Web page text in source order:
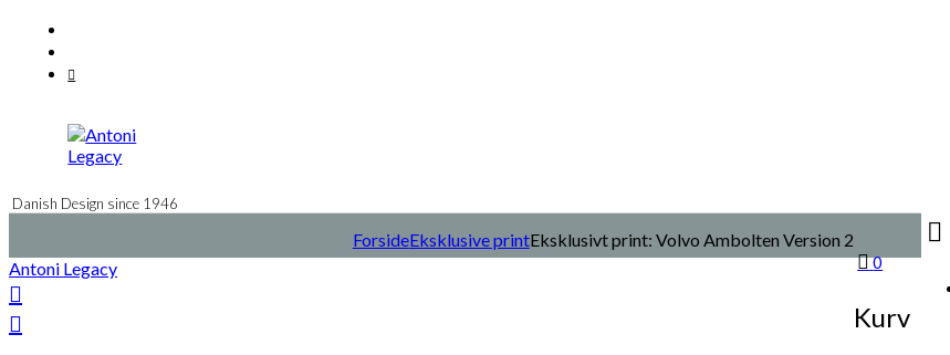
Videre
indhold
Danish Design since 1946
0
Kurv
ForsideEksklusive printEksklusivt print: Volvo Ambolten Version 2
Antoni Legacy